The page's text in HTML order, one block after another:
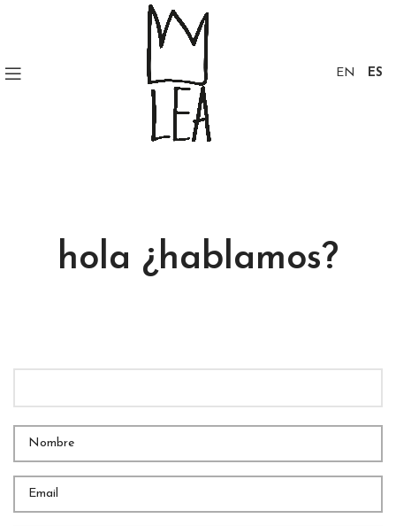
EN ES
hola ¿hablamos?